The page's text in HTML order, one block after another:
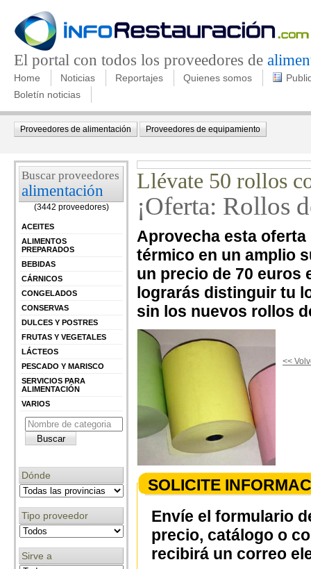
El portal con todos los proveedores de
Home Noticias Reportajes Quienes somos
Boletín noticias
Proveedores de alimentación Proveedores de equipamiento
Buscar proveedores
alimentación
(3442 proveedores)
ACEITES
ALIMENTOS
PREPARADOS
BEBIDAS
CÁRNICOS
CONGELADOS
CONSERVAS
DULCES Y POSTRES
FRUTAS Y VEGETALES
LÁCTEOS
PESCADO Y MARISCO
SERVICIOS PARA
ALIMENTACIÓN
VARIOS
Dónde
Tipo proveedor
Sirve a
Llévate 50 rollos
¡Oferta: Rollos
Aprovecha esta
térmico en un amplio
un precio de 70 euros
lograrás distinguir tu
sin los nuevos rollos
<<
SOLICITE
Envíe el formulario
precio, catálogo o
recibirá un correo